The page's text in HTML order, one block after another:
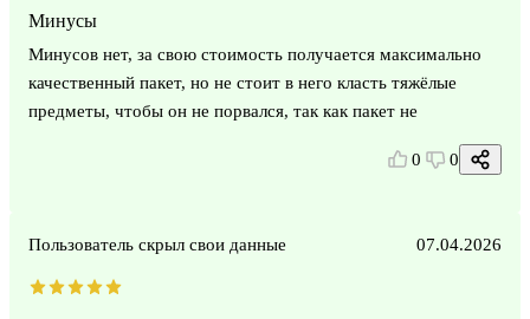
Минусы
Минусов нет, за свою стоимость получается максимально
качественный пакет, но не стоит в него класть тяжёлые
предметы, чтобы он не порвался, так как пакет не
0 0
Пользователь скрыл свои данные 07.04.2026